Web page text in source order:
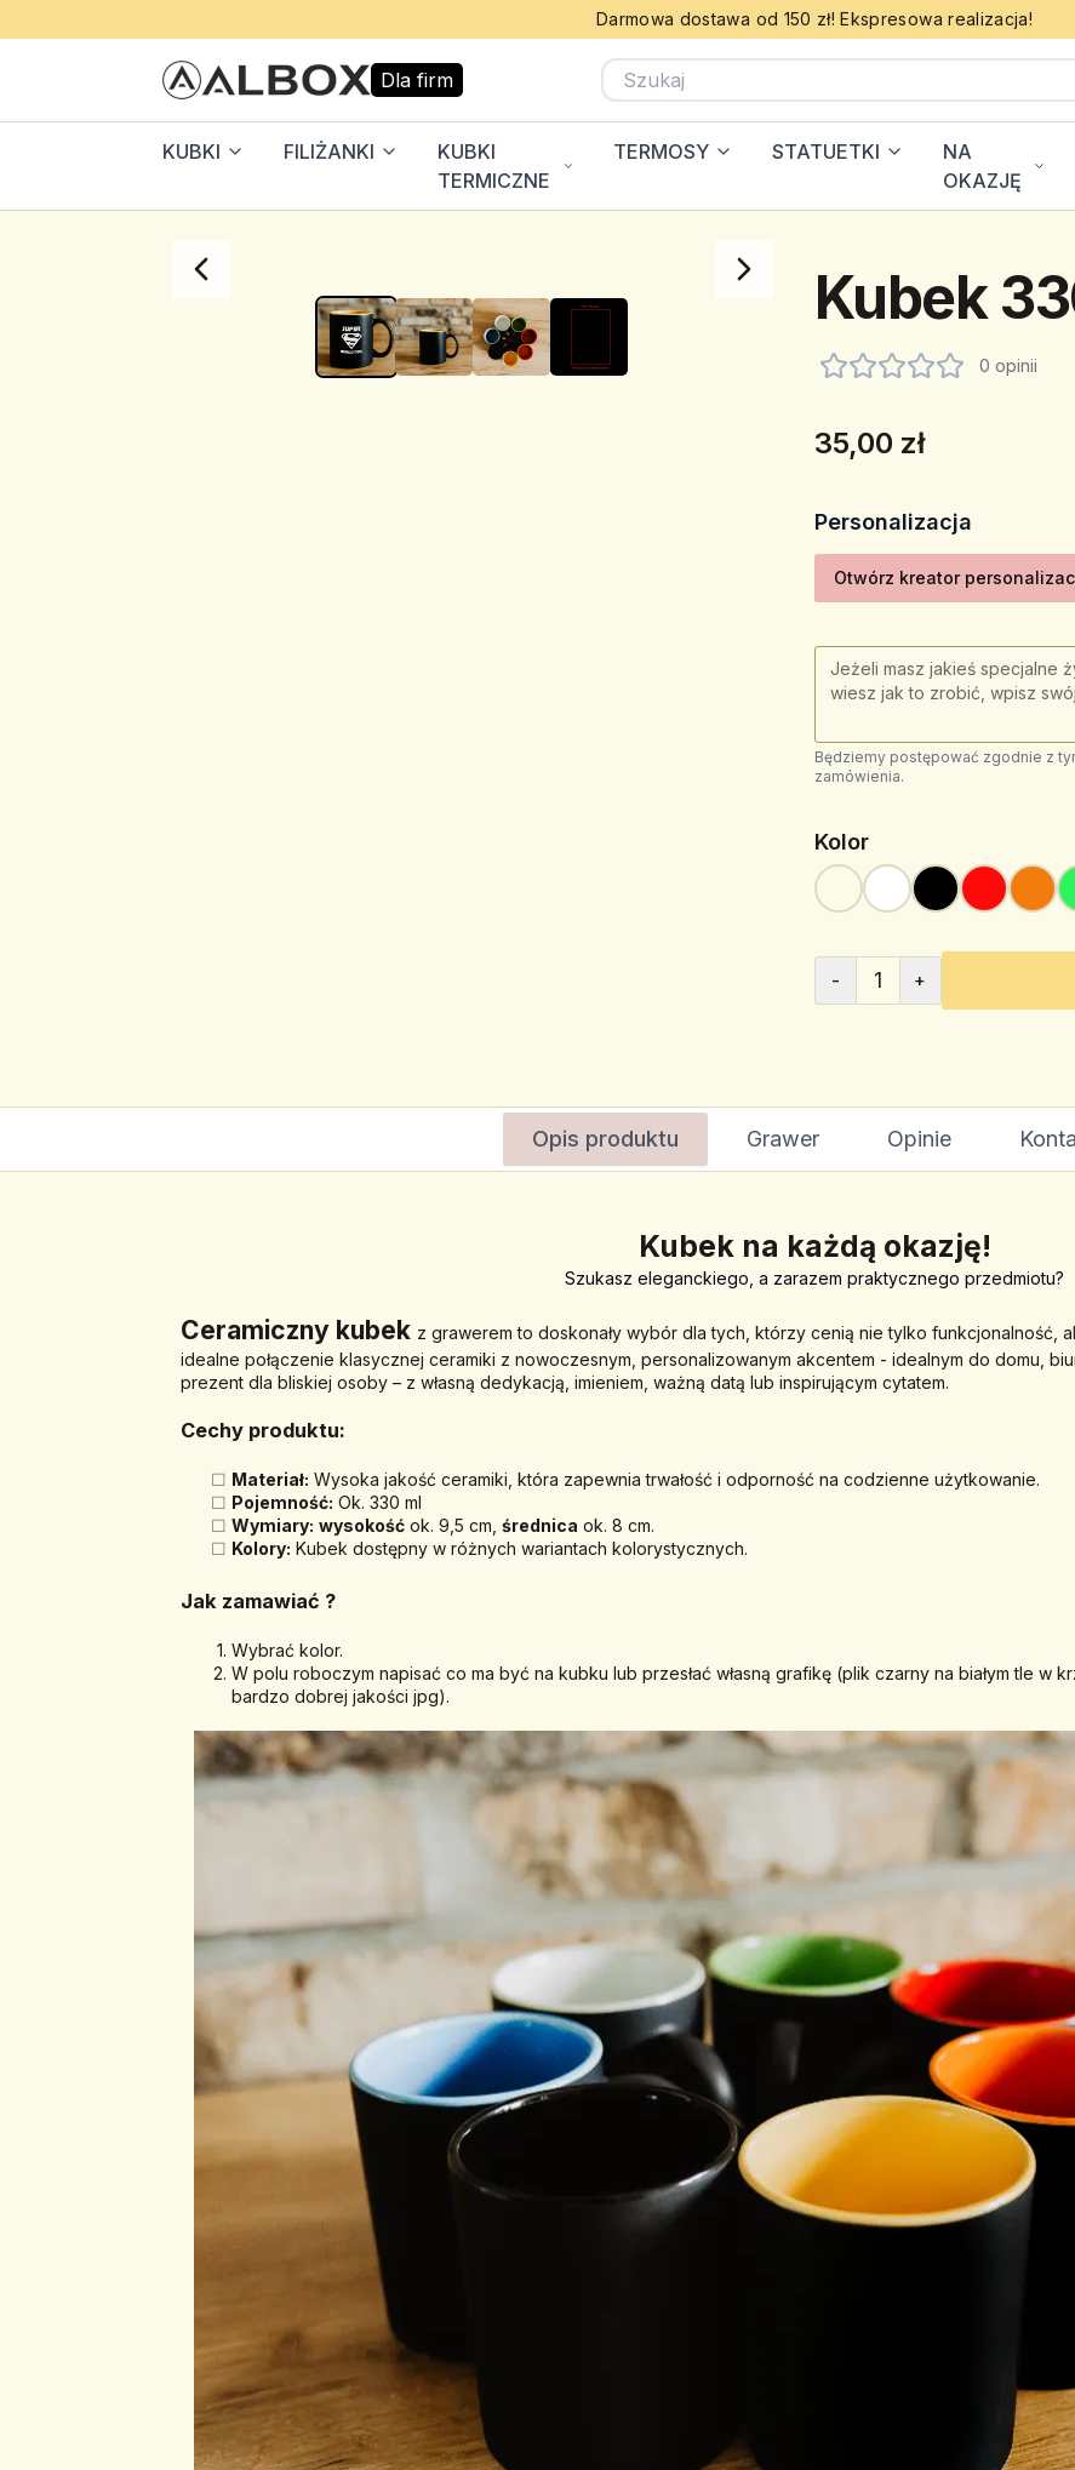
Darmowa dostawa od 150 zł! Ekspresowa realizacja!
Dla firm
KUBKI FILIŻANKI
KUBKI
TERMICZNE
TERMOSY STATUETKI
NA
OKAZJĘ
Kubek
0 opinii
35,00 zł
Personalizacja
Otwórz kreator
Będziemy postępować zgodnie z
zamówienia.
Kolor
- 1 +
Opis produktu Grawer Opinie
Kubek na każdą okazję!
Szukasz eleganckiego, a zarazem praktycznego przedmiotu?
﻿Ceramiczny kubek z grawerem to doskonały wybór dla tych, którzy cenią nie tylko funkcjonalność,
idealne połączenie klasycznej ceramiki z nowoczesnym, personalizowanym akcentem - idealnym do domu,
prezent dla bliskiej osoby – z własną dedykacją, imieniem, ważną datą lub inspirującym cytatem.
Cechy produktu:
Materiał: Wysoka jakość ceramiki, która zapewnia trwałość i odporność na codzienne użytkowanie.
Pojemność: Ok. 330 ml
Wymiary: wysokość ok. 9,5 cm, średnica ok. 8 cm.
Kolory: Kubek dostępny w różnych wariantach kolorystycznych.
Jak zamawiać ?
Wybrać kolor.
W polu roboczym napisać co ma być na kubku lub przesłać własną grafikę (plik czarny na białym tle
bardzo dobrej jakości jpg).